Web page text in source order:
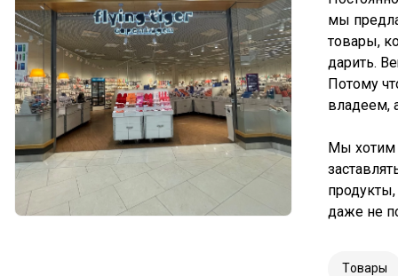
мы
товары,
дарить.
Потому
владеем,
Мы хотим
даже не
Tовары